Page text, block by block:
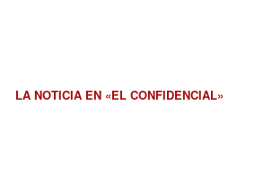
LA NOTICIA EN «EL CONFIDENCIAL»